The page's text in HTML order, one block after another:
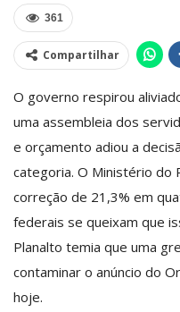
361
Compartilhar
O governo respirou
uma assembleia dos
e orçamento adiou a
categoria. O Ministério do
correção de 21,3% em
federais se queixam que
Planalto temia que uma
contaminar o anúncio do
hoje.